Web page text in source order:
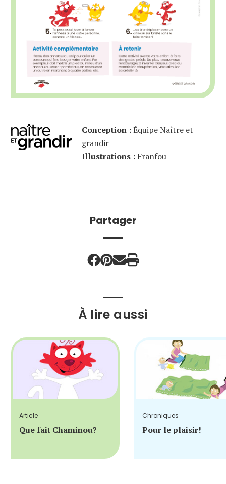
Conception :Équipe Naître et
grandir
Illustrations : Franfou
Partager
À lire aussi
Article
Que fait Chaminou?
Chroniques
Pour le plaisir!